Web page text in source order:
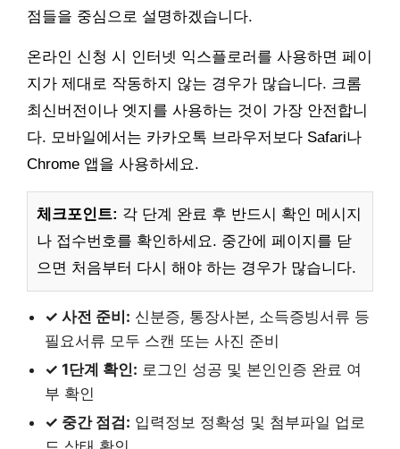
점들을 중심으로 설명하겠습니다.
온라인 신청 시 인터넷 익스플로러를 사용하면 페이
지가 제대로 작동하지 않는 경우가 많습니다. 크롬
최신버전이나 엣지를 사용하는 것이 가장 안전합니
다. 모바일에서는 카카오톡 브라우저보다 Safari나
Chrome 앱을 사용하세요.
체크포인트: 각 단계 완료 후 반드시 확인 메시지
나 접수번호를 확인하세요. 중간에 페이지를 닫
으면 처음부터 다시 해야 하는 경우가 많습니다.
✓ 사전 준비: 신분증, 통장사본, 소득증빙서류 등
필요서류 모두 스캔 또는 사진 준비
✓ 1단계 확인: 로그인 성공 및 본인인증 완료 여
부 확인
✓ 중간 점검: 입력정보 정확성 및 첨부파일 업로